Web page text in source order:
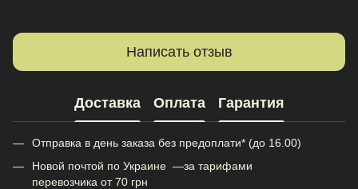
Написать отзыв
Доставка Оплата Гарантия
Отправка в день заказа без предоплати* (до 16.00)
Новой почтой по Украине —за тарифами
перевозчика от 70 грн